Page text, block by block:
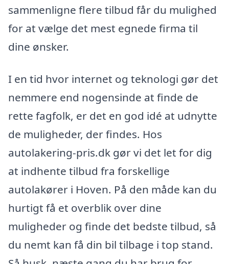
sammenligne flere tilbud får du mulighed
for at vælge det mest egnede firma til
dine ønsker.
I en tid hvor internet og teknologi gør det
nemmere end nogensinde at finde de
rette fagfolk, er det en god idé at udnytte
de muligheder, der findes. Hos
autolakering-pris.dk gør vi det let for dig
at indhente tilbud fra forskellige
autolakører i Hoven. På den måde kan du
hurtigt få et overblik over dine
muligheder og finde det bedste tilbud, så
du nemt kan få din bil tilbage i top stand.